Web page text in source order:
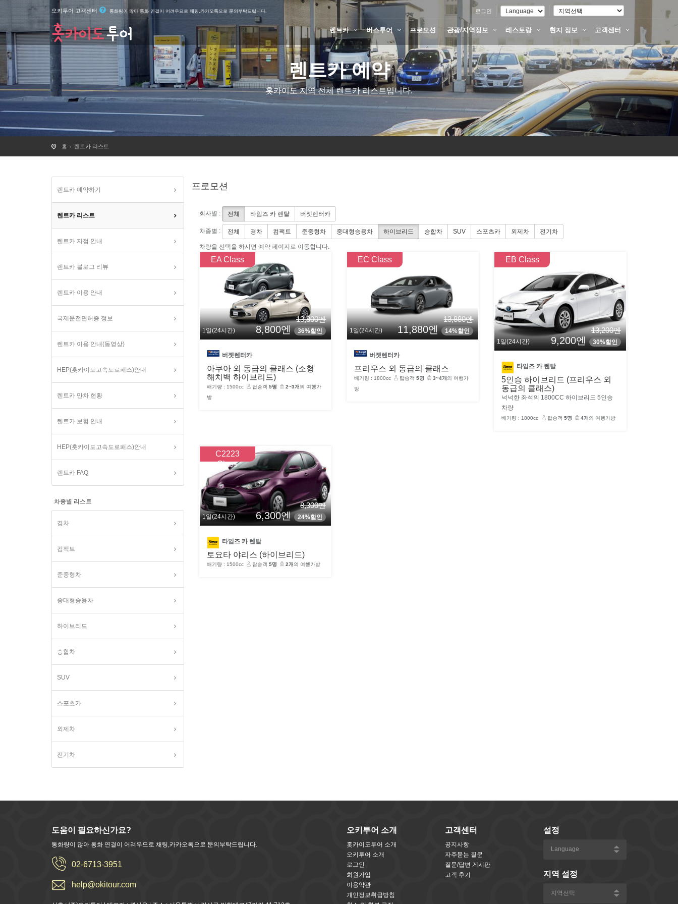
오키투어 고객센터 통화량이 많아 통화 연결이 어려우므로 채팅,카카오톡으로 문의부탁드립니다. 로그인
렌트카 버스투어 프로모션 관광/지역정보 레스토랑 현지 정보 고객센터
렌트카 예약
홋카이도 지역 전체 렌트카 리스트입니다.
홈 렌트카 리스트
렌트카 예약하기
렌트카 리스트
렌트카 지점 안내
렌트카 블로그 리뷰
렌트카 이용 안내
국제운전면허증 정보
렌트카 이용 안내(동영상)
HEP(홋카이도고속도로패스)안내
렌트카 만차 현황
렌트카 보험 안내
HEP(홋카이도고속도로패스)안내
렌트카 FAQ
차종별 리스트
경차
컴팩트
준중형차
중대형승용차
하이브리드
승합차
SUV
스포츠카
외제차
전기차
프로모션
회사별 : 전체 타임즈 카 렌탈 버젯렌터카
차종별 : 전체 경차 컴팩트 준중형차 중대형승용차 하이브리드 승합차 SUV 스포츠카 외제차 전기차
차량을 선택을 하시면 예약 페이지로 이동합니다.
EA Class
1일(24시간)
13,800엔
8,800엔 36%할인
버젯렌터카
아쿠아 외 동급의 클래스 (소형
해치백 하이브리드)
배기량 : 1500cc 탑승객 5명 2~3개 의 여행가
방
EC Class
1일(24시간)
13,880엔
11,880엔 14%할인
버젯렌터카
프리우스 외 동급의 클래스
배기량 : 1800cc 탑승객5명 3~4개 의 여행가
방
EB Class
1일(24시간)
13,200엔
9,200엔 30%할인
타임즈 카 렌탈
5인승 하이브리드 (프리우스 외
동급의 클래스)
넉넉한 좌석의 1800CC 하이브리드 5인승
차량
배기량 : 1800cc 탑승객 5명 4개 의 여행가방
C2223
Class
1일(24시간)
8,300엔
6,300엔 24%할인
타임즈 카 렌탈
토요타 야리스 (하이브리드)
배기량 : 1500cc 탑승객 5명 2개 의 여행가방
도움이 필요하신가요?
통화량이 많아 통화 연결이 어려우므로 채팅,카카오톡으로 문의부탁드립니다.
02-6713-3951
help@okitour.com
오키투어 소개
홋카이도투어 소개
오키투어 소개
로그인
회원가입
이용약관
개인정보취급방침
고객센터
공지사항
자주묻는 질문
질문/답변 게시판
고객 후기
설정
지역 설정